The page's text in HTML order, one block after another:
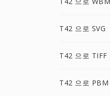
T42 으로 SVG
T42 으로 TIFF
T42 으로 PBM